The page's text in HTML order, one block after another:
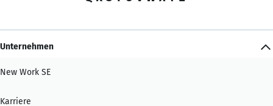
Unternehmen
New Work SE
Karriere